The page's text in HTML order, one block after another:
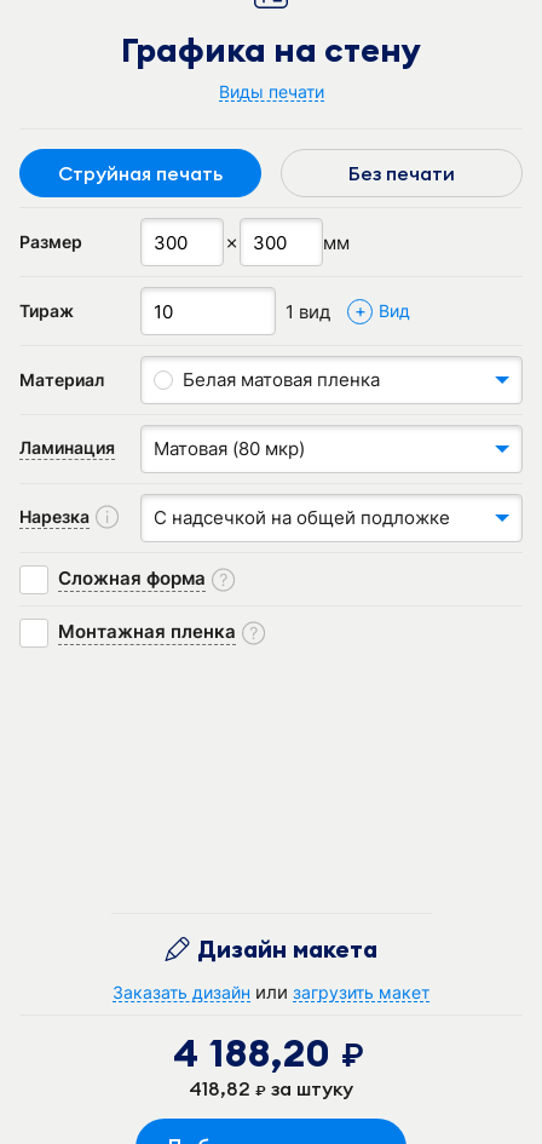
Графика на стену
Виды печати
Струйная печать Без печати
Размер ✗ мм
Тираж 1 вид + Вид
Материал Белая матовая пленка
Ламинация Матовая (80 мкр)
Нарезка С надсечкой на общей подложке
Сложная форма
Монтажная пленка
Дизайн макета
Заказать дизайн или загрузить макет
4 188,20 руб.
418,82 руб. за штуку